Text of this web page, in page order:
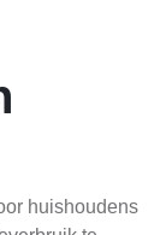
huishoudens